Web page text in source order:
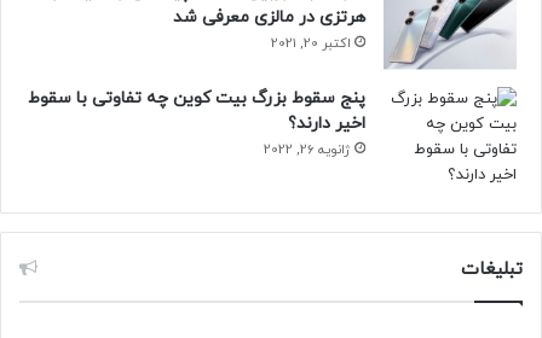
وبسایت www.codejam.sharif.ir
شماره تماس: 5-66028963-021
حتما بخوانید :
دانشگاه شریف
هرتزی در مالزی معرفی شد
اکتبر 20, 2021
پنج سقوط بزرگ بیت کوین چه تفاوتی با سقوط
اخیر دارند؟
ژانویه 26, 2022
تبلیغات